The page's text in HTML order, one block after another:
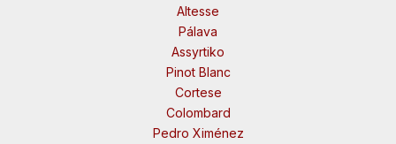
Altesse
Pálava
Assyrtiko
Pinot Blanc
Cortese
Colombard
Pedro Ximénez